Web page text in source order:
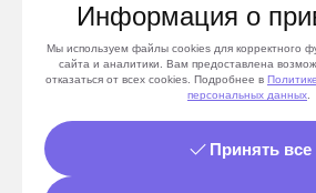
Информация о
Мы используем файлы cookies для корректного
сайта и аналитики. Вам предоставлена
отказаться от всех cookies. Подробнее в Политике
персональных данных.
Принять все
возможности горизонтального
масштабирования и
БЫСТРЫЙ ДОСТУП И АНАЛИЗ
Ключевые преимущества решения: